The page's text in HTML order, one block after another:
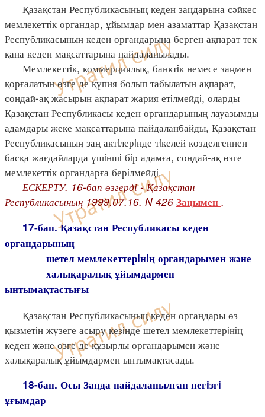
Қазақстан Республикасының кеден заңдарына сәйкес
мемлекеттiк органдар, ұйымдар мен азаматтар Қазақстан
Республикасының кеден органдарына берген ақпарат тек
қана кеден мақсаттарына пайдаланылады.
Мемлекеттiк, коммерциялық, банктiк немесе заңмен
қорғалатын өзге де құпия болып табылатын ақпарат,
сондай-ақ жасырын ақпарат жария етiлмейдi, оларды
Қазақстан Республикасы кеден органдарының лауазымды
адамдары жеке мақсаттарына пайдаланбайды, Қазақстан
Республикасының заң актiлерiнде тiкелей көзделгеннен
басқа жағдайларда үшiншi бiр адамға, сондай-ақ өзге
мемлекеттiк органдарға берiлмейдi.
ЕСКЕРТУ. 16-бап өзгерді - Қазақстан
Республикасының 1999.07.16. N 426 Заңымен .
17-бап. Қазақстан Республикасы кеден
органдарының
шетел мемлекеттерiнiң органдарымен және
халықаралық ұйымдармен
ынтымақтастығы
Қазақстан Республикасының кеден органдары өз
қызметiн жүзеге асыру кезiнде шетел мемлекеттерiнiң
кеден және өзге де құзырлы органдарымен және
халықаралық ұйымдармен ынтымақтасады.
18-бап. Осы Заңда пайдаланылған негiзгi
ұғымдар